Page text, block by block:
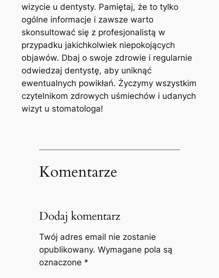
wizycie u dentysty. Pamiętaj, że ‍to tylko
ogólne informacje i zawsze warto ​
skonsultować się ‍z ​profesjonalistą w
przypadku jakichkolwiek niepokojących
objawów. Dbaj o swoje​ zdrowie i regularnie
odwiedzaj dentystę, aby uniknąć
ewentualnych powikłań. Życzymy wszystkim
czytelnikom zdrowych uśmiechów i udanych
wizyt⁢ u stomatologa!
Komentarze
Dodaj komentarz
Twój adres email nie zostanie
opublikowany. Wymagane pola są
oznaczone *